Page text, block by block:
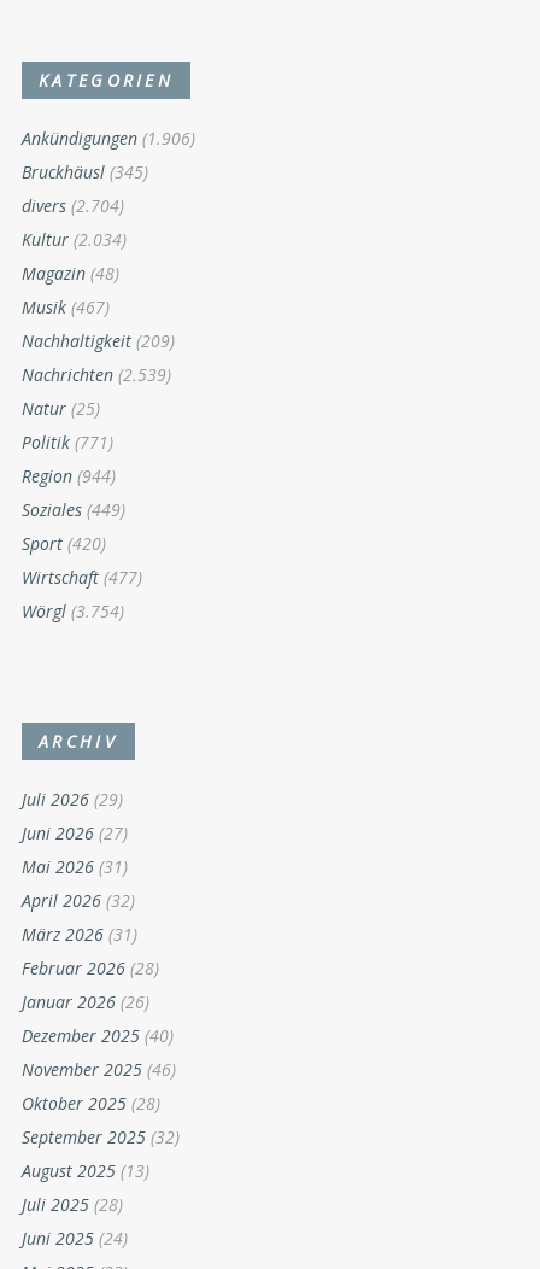
KATEGORIEN
Ankündigungen (1.906)
Bruckhäusl (345)
divers (2.704)
Kultur (2.034)
Magazin (48)
Musik (467)
Nachhaltigkeit (209)
Nachrichten (2.539)
Natur (25)
Politik (771)
Region (944)
Soziales (449)
Sport (420)
Wirtschaft (477)
Wörgl (3.754)
ARCHIV
Juli 2026 (29)
Juni 2026 (27)
Mai 2026 (31)
April 2026 (32)
März 2026 (31)
Februar 2026 (28)
Januar 2026 (26)
Dezember 2025 (40)
November 2025 (46)
Oktober 2025 (28)
September 2025 (32)
August 2025 (13)
Juli 2025 (28)
Juni 2025 (24)